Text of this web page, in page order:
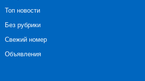
Топ новости
Без рубрики
Свежий номер
Объявления